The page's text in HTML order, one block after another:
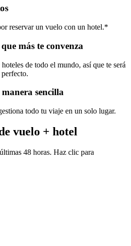
reservar un vuelo con un hotel.*
más te convenza
de todo el mundo, así que te será
sencilla
todo tu viaje en un solo lugar.
vuelo + hotel
48 horas. Haz clic para